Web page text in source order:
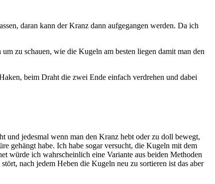
daran kann der Kranz dann aufgegangen werden. Da ich
zu schauen, wie die Kugeln am besten liegen damit man den
beim Draht die zwei Ende einfach verdrehen und dabei
und jedesmal wenn man den Kranz hebt oder zu doll bewegt,
gehängt habe. Ich habe sogar versucht, die Kugeln mit dem
würde ich wahrscheinlich eine Variante aus beiden Methoden
nach jedem Heben die Kugeln neu zu sortieren ist das aber